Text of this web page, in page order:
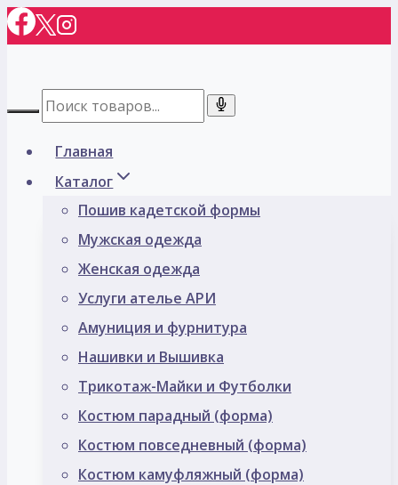
Перейти
к
Главная
Каталог
Пошив кадетской формы
Мужская одежда
Женская одежда
Услуги ателье АРИ
Амуниция и фурнитура
Нашивки и Вышивка
Трикотаж-Майки и Футболки
Костюм парадный (форма)
Костюм повседневный (форма)
Костюм камуфляжный (форма)